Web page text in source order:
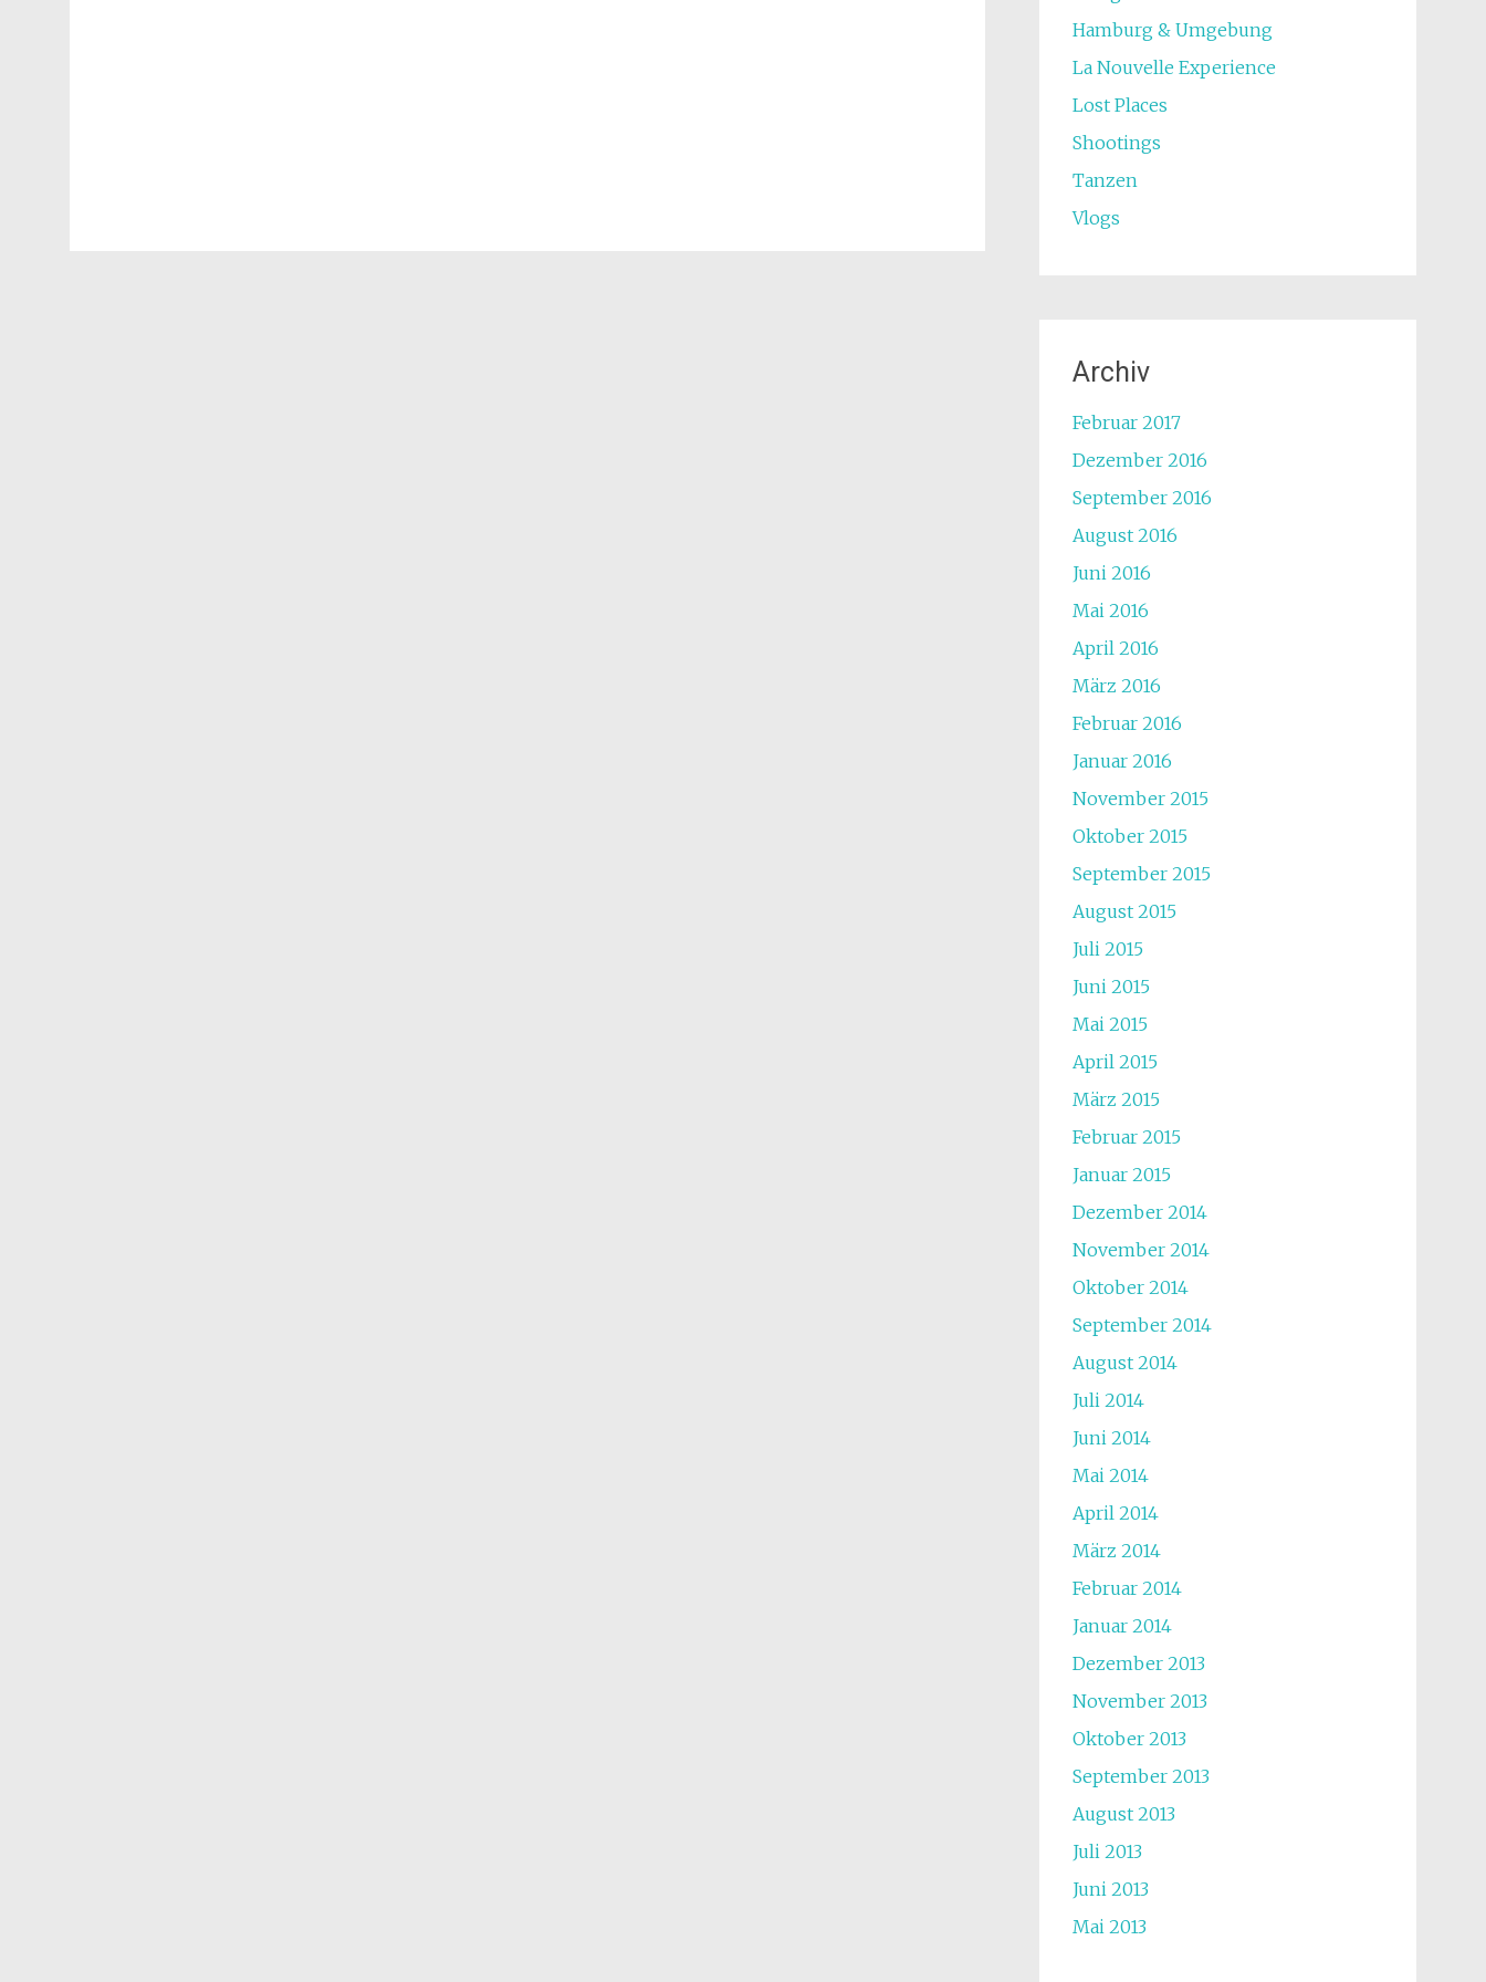
Hamburg & Umgebung
La Nouvelle Experience
Lost Places
Shootings
Tanzen
Vlogs
Archiv
Februar 2017
Dezember 2016
September 2016
August 2016
Juni 2016
Mai 2016
April 2016
März 2016
Februar 2016
Januar 2016
November 2015
Oktober 2015
September 2015
August 2015
Juli 2015
Juni 2015
Mai 2015
April 2015
März 2015
Februar 2015
Januar 2015
Dezember 2014
November 2014
Oktober 2014
September 2014
August 2014
Juli 2014
Juni 2014
Mai 2014
April 2014
März 2014
Februar 2014
Januar 2014
Dezember 2013
November 2013
Oktober 2013
September 2013
August 2013
Juli 2013
Juni 2013
Mai 2013